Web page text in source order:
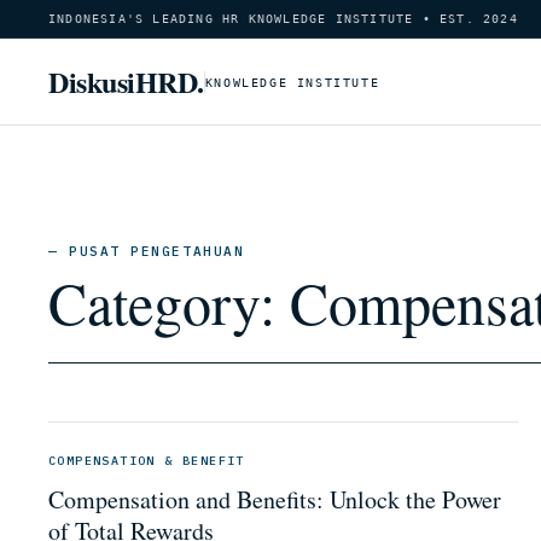
INDONESIA'S LEADING HR KNOWLEDGE INSTITUTE • EST. 2024
DiskusiHRD.KNOWLEDGE INSTITUTE
— PUSAT PENGETAHUAN
Category:
COMPENSATION & BENEFIT
Compensation and Benefits: Unlock the Power
of Total Rewards